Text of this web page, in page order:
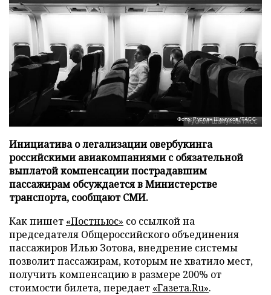
Фото: Руслан Шамуков/ТАСС
Инициатива о легализации овербукинга
российскими авиакомпаниями с обязательной
выплатой компенсации пострадавшим
пассажирам обсуждается в Министерстве
транспорта, сообщают СМИ.
Как пишет «Постньюс» со ссылкой на
председателя Общероссийского объединения
пассажиров Илью Зотова, внедрение системы
позволит пассажирам, которым не хватило мест,
получить компенсацию в размере 200% от
стоимости билета, передает «Газета.Ru».